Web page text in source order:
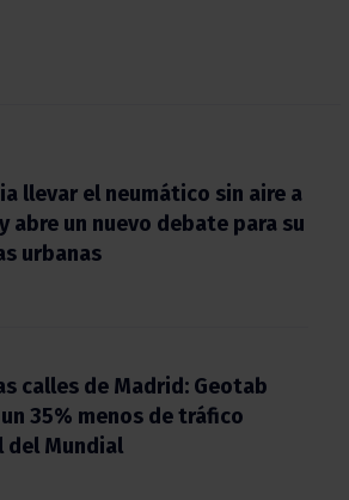
llevar el neumático sin aire
y abre un nuevo debate para
urbanas
calles de Madrid: Geotab
35% menos de tráfico
del Mundial